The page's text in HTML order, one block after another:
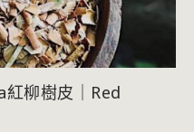
柳樹皮｜Red